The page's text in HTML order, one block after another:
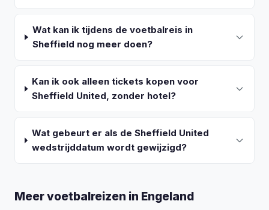
Wat kan ik tijdens de voetbalreis in
Sheffield nog meer doen?
Kan ik ook alleen tickets kopen voor
Sheffield United, zonder hotel?
Wat gebeurt er als de Sheffield United
wedstrijddatum wordt gewijzigd?
Meer voetbalreizen in Engeland